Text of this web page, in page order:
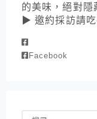
的美味，絕對隱
▶ 邀約採訪請
Facebook